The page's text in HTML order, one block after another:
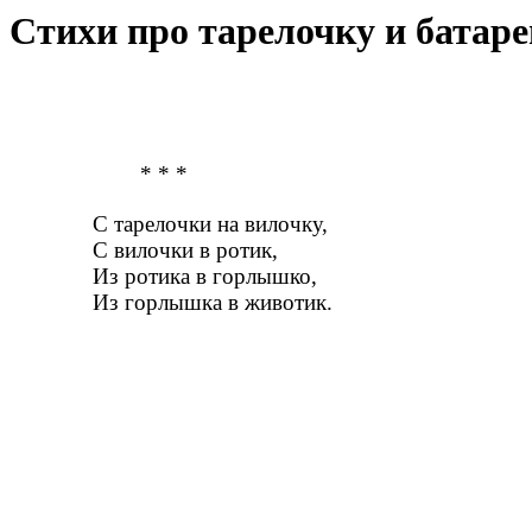
Стихи про тарелочку и
* * *
С тарелочки на вилочку,
С вилочки в ротик,
Из ротика в горлышко,
Из горлышка в животик.